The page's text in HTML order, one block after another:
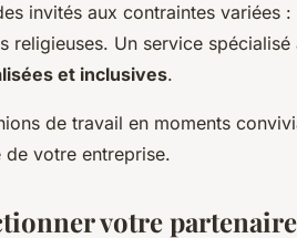
invités aux contraintes variées :
religieuses. Un service spécialisé
et inclusives.
de travail en moments
votre entreprise.
votre partenaire